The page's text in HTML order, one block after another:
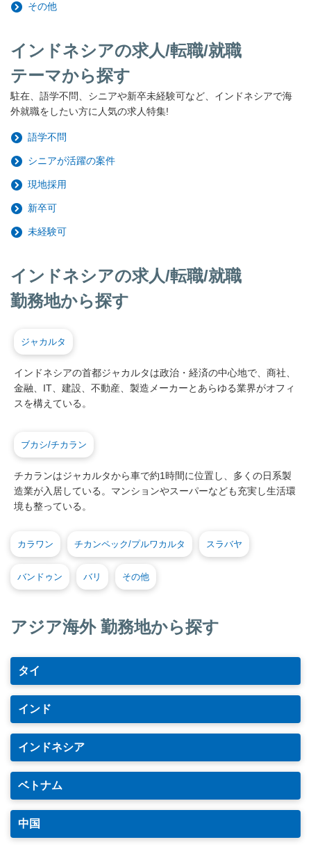
その他
インドネシアの求人/転職/就職
テーマから探す
駐在、語学不問、シニアや新卒未経験可など、インドネシアで海
外就職をしたい方に人気の求人特集!
語学不問
シニアが活躍の案件
現地採用
新卒可
未経験可
インドネシアの求人/転職/就職
勤務地から探す
ジャカルタ
インドネシアの首都ジャカルタは政治・経済の中心地で、商社、
金融、IT、建設、不動産、製造メーカーとあらゆる業界がオフィ
スを構えている。
ブカシ/チカラン
チカランはジャカルタから車で約1時間に位置し、多くの日系製
造業が入居している。マンションやスーパーなども充実し生活環
境も整っている。
カラワン チカンペック/プルワカルタ スラバヤ
バンドゥン バリ その他
アジア海外 勤務地から探す
タイ
インド
インドネシア
ベトナム
中国